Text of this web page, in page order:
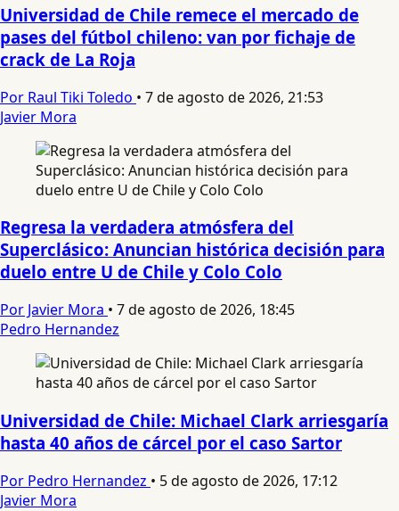
Universidad de Chile remece el mercado de
pases del fútbol chileno: van por fichaje de
crack de La Roja
Por Raul Tiki Toledo • 7 de agosto de 2026, 21:53
Javier Mora
Regresa la verdadera atmósfera del
Superclásico: Anuncian histórica decisión para
duelo entre U de Chile y Colo Colo
Por Javier Mora • 7 de agosto de 2026, 18:45
Pedro Hernandez
Universidad de Chile: Michael Clark arriesgaría
hasta 40 años de cárcel por el caso Sartor
Por Pedro Hernandez • 5 de agosto de 2026, 17:12
Javier Mora